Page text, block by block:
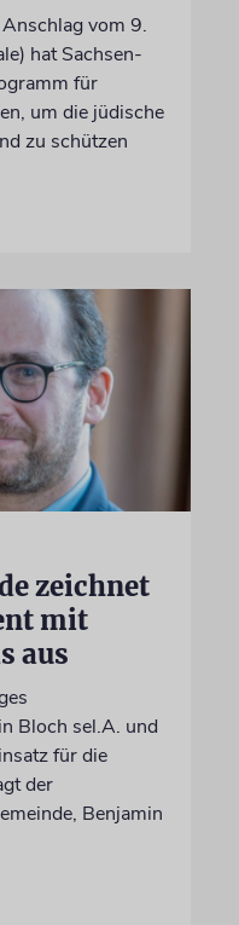
vom 9.
hat Sachsen-
für
um die jüdische
zu schützen
zeichnet
mit
aus
Bloch sel.A. und
für die
der
Benjamin